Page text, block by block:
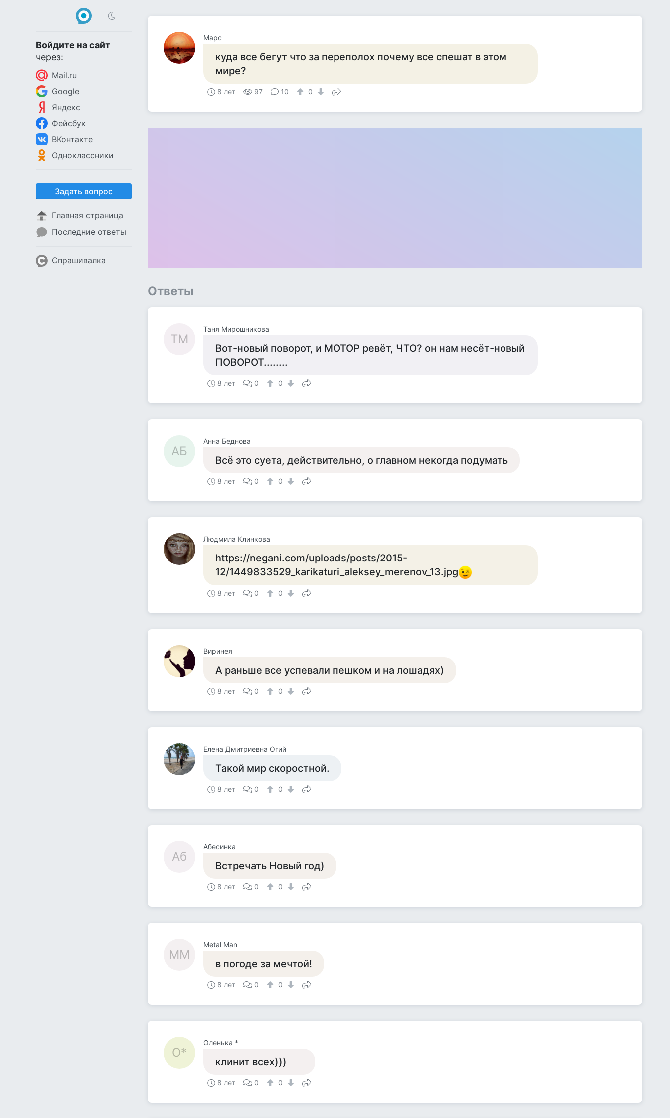
Войдите на сайт
через:
Mail.ru
Google
Яндекс
Фейсбук
ВКонтакте
Одноклассники
Задать вопрос
Главная страница
Последние ответы
Спрашивалка
Марс
куда все бегут что за переполох почему все спешат в этом
мире?
8 лет 97 10 0
Ответы
ТМ
Таня Мирошникова
Вот-новый поворот, и МОТОР ревёт, ЧТО? он нам несёт-новый
ПОВОРОТ........
8 лет 0 0
АБ
Анна Беднова
Всё это суета, действительно, о главном некогда подумать
8 лет 0 0
Людмила Клинкова
https://negani.com/uploads/posts/2015-
12/1449833529_karikaturi_aleksey_merenov_13.jpg
8 лет 0 0
Виринея
А раньше все успевали пешком и на лошадях)
8 лет 0 0
Елена Дмитриевна Огий
Такой мир скоростной.
8 лет 0 0
Аб
Абесинка
Встречать Новый год)
8 лет 0 0
MM
Metal Man
в погоде за мечтой!
8 лет 0 0
О*
Оленька *
клинит всех)))
8 лет 0 0